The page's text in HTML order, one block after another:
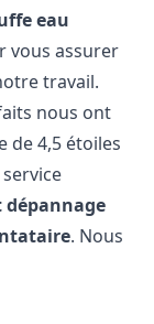
eau
vous assurer
travail.
nous ont
de 4,5 étoiles
. Nous